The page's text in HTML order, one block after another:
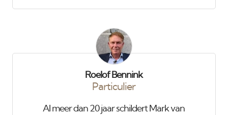
Roelof Bennink
Particulier
Al meer dan 20 jaar schildert Mark van